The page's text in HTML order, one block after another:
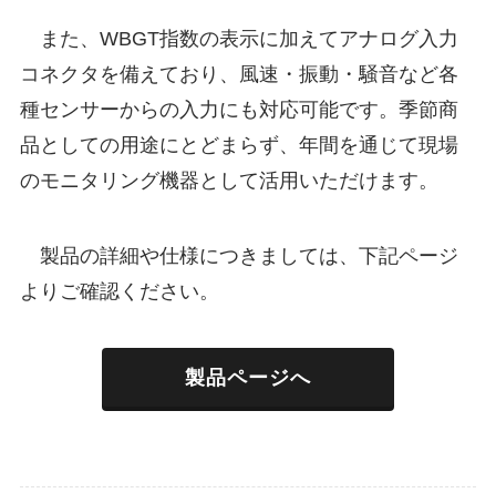
また、WBGT指数の表示に加えてアナログ入力
コネクタを備えており、風速・振動・騒音など各
種センサーからの入力にも対応可能です。季節商
品としての用途にとどまらず、年間を通じて現場
のモニタリング機器として活用いただけます。
製品の詳細や仕様につきましては、下記ページ
よりご確認ください。
製品ページへ